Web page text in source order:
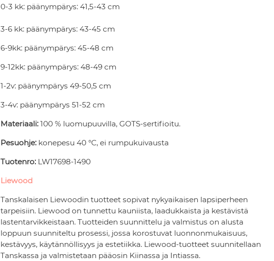
0-3 kk: päänympärys: 41,5-43 cm
3-6 kk: päänympärys: 43-45 cm
6-9kk: päänympärys: 45-48 cm
9-12kk: päänympärys: 48-49 cm
1-2v: päänympärys 49-50,5 cm
3-4v: päänympärys 51-52 cm
Materiaali: 100 % luomupuuvilla, GOTS-sertifioitu.
Pesuohje: konepesu 40 °C, ei rumpukuivausta
Tuotenro: LW17698-1490
Liewood
Tanskalaisen Liewoodin tuotteet sopivat nykyaikaisen lapsiperheen
tarpeisiin. Liewood on tunnettu kauniista, laadukkaista ja kestävistä
lastentarvikkeistaan. Tuotteiden suunnittelu ja valmistus on alusta
loppuun suunniteltu prosessi, jossa korostuvat luonnonmukaisuus,
kestävyys, käytännöllisyys ja estetiikka. Liewood-tuotteet suunnitellaan
Tanskassa ja valmistetaan pääosin Kiinassa ja Intiassa.